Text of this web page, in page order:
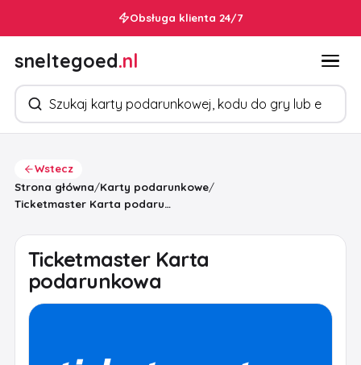
Obsługa klienta 24/7
sneltegoed.nl
Szukaj produktów
Wstecz
Strona główna/Karty podarunkowe/
Ticketmaster Karta podarunkowa
Ticketmaster Karta
podarunkowa